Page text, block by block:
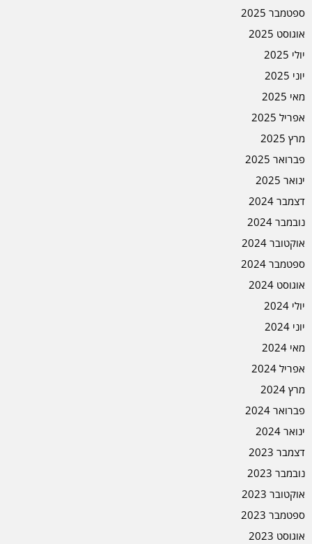
ספטמבר 2025
אוגוסט 2025
יולי 2025
יוני 2025
מאי 2025
אפריל 2025
מרץ 2025
פברואר 2025
ינואר 2025
דצמבר 2024
נובמבר 2024
אוקטובר 2024
ספטמבר 2024
אוגוסט 2024
יולי 2024
יוני 2024
מאי 2024
אפריל 2024
מרץ 2024
פברואר 2024
ינואר 2024
דצמבר 2023
נובמבר 2023
אוקטובר 2023
ספטמבר 2023
אוגוסט 2023